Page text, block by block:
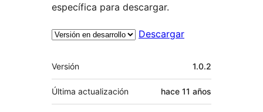
específica para descargar.
Descargar
Meta
Versión 1.0.2
Última actualización hace 11 años